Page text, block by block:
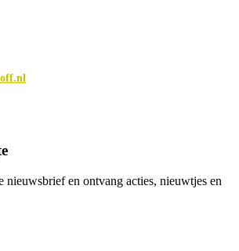
nieuwsbrief en ontvang acties, nieuwtjes en